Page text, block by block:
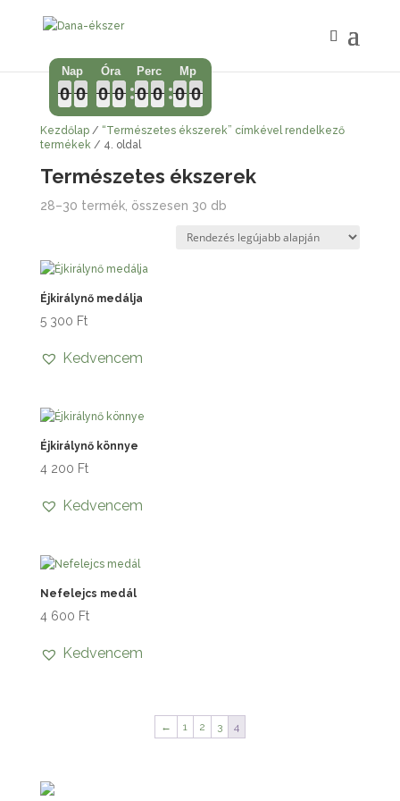
0
0
0
0 0
0
0
0 0
0
0
0 0
0
0
0 0
0
0
0 0
0
0
0 0
0
0
0 0
0
0
0
Kezdőlap/ “Természetes ékszerek” címkével rendelkező
termékek/ 4. oldal
Természetes ékszerek
28–30 termék, összesen 30 dbSorted
latest
Éjkirálynő medálja
5 300 Ft
Kedvencem
Éjkirálynő könnye
4 200 Ft
Kedvencem
Nefelejcs medál
4 600 Ft
Kedvencem
← 1 2 3 4